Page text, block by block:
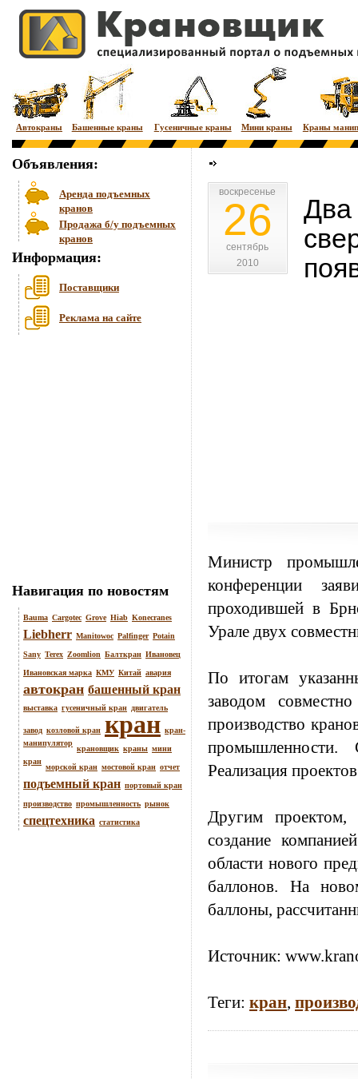
Автокраны Башенные краны Гусеничные краны Мини краны Краны
Объявления:
Аренда подъемных
кранов
Продажа б/у подъемных
кранов
Информация:
Поставщики
Реклама на сайте
Навигация по новостям
Bauma Cargotec Grove Hiab Konecranes
Liebherr Manitowoc Palfinger Potain
Sany Terex Zoomlion Балткран Ивановец
Ивановская марка КМУ Китай авария
автокран башенный кран
выставка гусеничный кран двигатель
завод козловой кран кран кран-
манипулятор крановщик краны мини
кран морской кран мостовой кран отчет
подъемный кран портовый кран
производство промышленность рынок
спецтехника статистика
воскресенье
воскресенье
26
сентябрь
сентябрь
2010
2010
Два
Министр
конференции
проходившей в
Урале двух
По итогам
заводом
производство
Реализация
Другим проектом,
создание
области нового
баллонов. На
баллоны,
Источник:
Теги: кран,